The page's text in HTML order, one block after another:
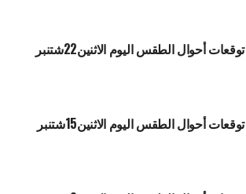
توقعات أحوال الطقس اليوم الاثنين22شتنبر
توقعات أحوال الطقس اليوم الاثنين15شتنبر